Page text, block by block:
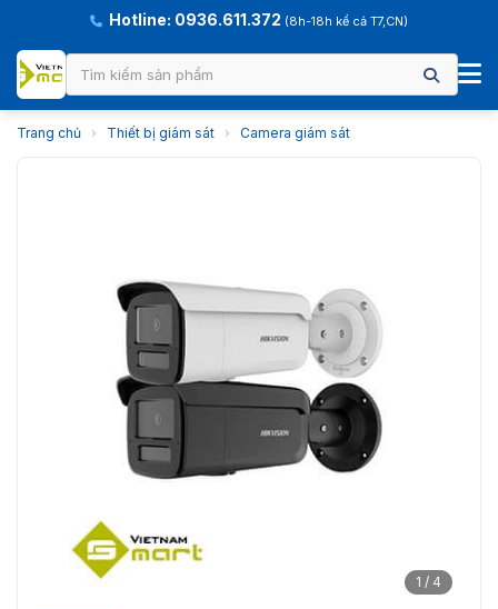
Hotline: 0936.611.372 (8h-18h kể cả T7,CN)
Trang chủ › Thiết bị giám sát › Camera giám sát
1 / 4